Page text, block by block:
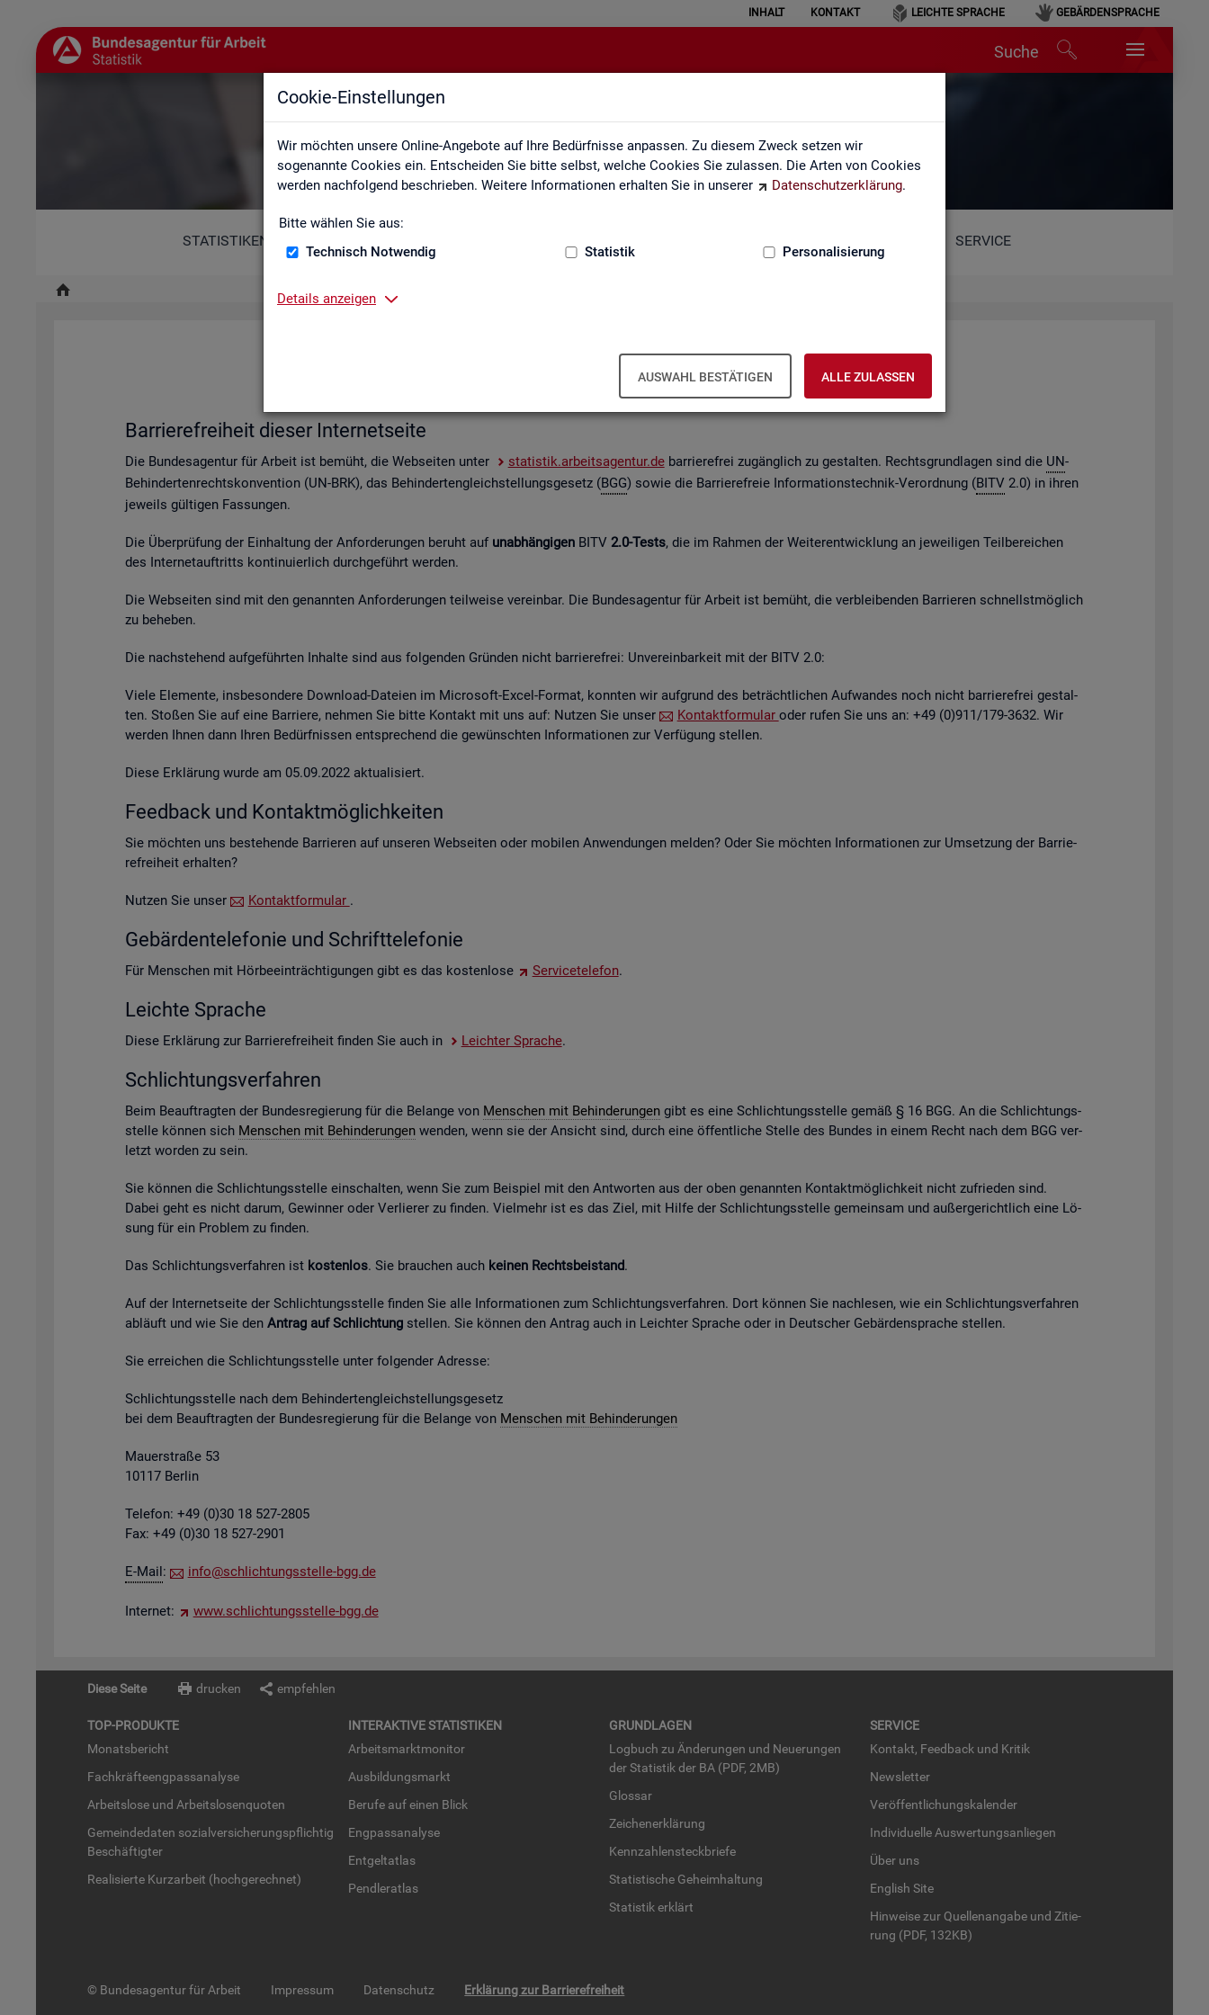
Cookie-Einstellungen
Wir möchten unsere Online-Angebote auf Ihre Bedürfnisse anpassen. Zu diesem Zweck setzen wir
sogenannte Cookies ein. Entscheiden Sie bitte selbst, welche Cookies Sie zulassen. Die Arten von Cookies
werden nachfolgend beschrieben. Weitere Informationen erhalten Sie in unserer
Datenschutzerklärung.
Bitte wählen Sie aus:
Technisch Notwendig
Statistik Personalisierung
Details anzeigen
AUSWAHL BESTÄTIGEN ALLE ZULASSEN
INHALT KONTAKT LEICHTE SPRACHE GEBÄRDENSPRACHE
Suche
Erklärung zur Barrierefreiheit
STATISTIKEN SERVICE
Er­klä­rung zur Bar­rie­re­frei­heit
sta­tis­tik.ar­beits­agen­tur.de ver­öf­fent­lich­ten Web­sei­ten.
Bar­rie­re­frei­heit die­ser In­ter­net­sei­te
Die Bun­des­agen­tur für Ar­beit ist be­müht, die Web­sei­ten unter sta­tis­tik.ar­beits­agen­tur.debar­rie­re­frei zu­gäng­lich zu ge­stal­ten. Rechts­grund­la­gen sind die UN-
Be­hin­der­ten­rechts­kon­ven­ti­on (UN-BRK), das Be­hin­der­ten­gleich­stel­lungs­ge­setz (BGG) sowie die Bar­rie­re­freie In­for­ma­ti­ons­tech­nik-Ver­ord­nung (BITV 2.0) in ihren
je­weils gül­ti­gen Fas­sun­gen.
Die Über­prü­fung der Ein­hal­tung der An­for­de­run­gen be­ruht auf un­ab­hän­gi­genBITV 2.0-Tests, die im Rah­men der Wei­ter­ent­wick­lung an je­wei­li­gen Teil­be­rei­chen
des In­ter­net­auf­tritts kon­ti­nu­ier­lich durch­ge­führt wer­den.
Die Web­sei­ten sind mit den ge­nann­ten An­for­de­run­gen teil­wei­se ver­ein­bar. Die Bun­des­agen­tur für Ar­beit ist be­müht, die ver­blei­ben­den Bar­rie­ren schnellst­mög­lich
zu be­he­ben.
Die nach­ste­hend auf­ge­führ­ten In­hal­te sind aus fol­gen­den Grün­den nicht bar­rie­re­frei: Un­ver­ein­bar­keit mit der BITV 2.0:
Viele Ele­men­te, ins­be­son­de­re Down­load-Da­tei­en im Mi­cro­soft-Excel-For­mat, konn­ten wir auf­grund des be­trächt­li­chen Auf­wan­des noch nicht bar­rie­re­frei ge­stal­
ten. Sto­ßen Sie auf eine Bar­rie­re, neh­men Sie bitte Kon­takt mit uns auf: Nut­zen Sie unser
Kon­takt­for­mu­lar oder rufen Sie uns an: +49 (0)911/179-3632. Wir
wer­den Ihnen dann Ihren Be­dürf­nis­sen ent­spre­chend die ge­wünsch­ten In­for­ma­tio­nen zur Ver­fü­gung stel­len.
Diese Er­klä­rung wurde am 05.09.2022 ak­tua­li­siert.
Feed­back und Kon­takt­mög­lich­kei­ten
Sie möch­ten uns be­stehen­de Bar­rie­ren auf un­se­ren Web­sei­ten oder mo­bi­len An­wen­dun­gen mel­den? Oder Sie möch­ten In­for­ma­tio­nen zur Um­set­zung der Bar­rie­
re­frei­heit er­hal­ten?
Nut­zen Sie unser Kon­takt­for­mu­lar .
Ge­bär­den­te­le­fo­nie und Schrift­te­le­fo­nie
Für Men­schen mit Hör­be­ein­träch­ti­gun­gen gibt es das kos­ten­lo­se Ser­vice­te­le­fon.
Leich­te Spra­che
Diese Er­klä­rung zur Bar­rie­re­frei­heit fin­den Sie auch in Leich­ter Spra­che.
Schlich­tungs­ver­fah­ren
Beim Be­auf­trag­ten der Bun­des­re­gie­rung für die Be­lan­ge von Men­schen mit Be­hin­de­run­gengibt es eine Schlich­tungs­stel­le gemäß § 16 BGG. An die Schlich­tungs­
stel­le kön­nen sich Men­schen mit Be­hin­de­run­genwen­den, wenn sie der An­sicht sind, durch eine öf­fent­li­che Stel­le des Bun­des in einem Recht nach dem BGG ver­
letzt wor­den zu sein.
Sie kön­nen die Schlich­tungs­stel­le ein­schal­ten, wenn Sie zum Bei­spiel mit den Ant­wor­ten aus der oben ge­nann­ten Kon­takt­mög­lich­keit nicht zu­frie­den sind.
Dabei geht es nicht darum, Ge­win­ner oder Ver­lie­rer zu fin­den. Viel­mehr ist es das Ziel, mit Hilfe der Schlich­tungs­stel­le ge­mein­sam und au­ßer­ge­richt­lich eine Lö­
sung für ein Pro­blem zu fin­den.
Das Schlich­tungs­ver­fah­ren ist kos­ten­los. Sie brau­chen auch kei­nen Rechts­bei­stand.
Auf der In­ter­net­sei­te der Schlich­tungs­stel­le fin­den Sie alle In­for­ma­tio­nen zum Schlich­tungs­ver­fah­ren. Dort kön­nen Sie nach­le­sen, wie ein Schlich­tungs­ver­fah­ren
ab­läuft und wie Sie den An­trag auf Schlich­tungstel­len. Sie kön­nen den An­trag auch in Leich­ter Spra­che oder in Deut­scher Ge­bär­den­spra­che stel­len.
Sie er­rei­chen die Schlich­tungs­stel­le unter fol­gen­der Adres­se:
Schlich­tungs­stel­le nach dem Be­hin­der­ten­gleich­stel­lungs­ge­setz
bei dem Be­auf­trag­ten der Bun­des­re­gie­rung für die Be­lan­ge von Men­schen mit Be­hin­de­run­gen
Mau­er­stra­ße 53
10117 Ber­lin
Te­le­fon: +49 (0)30 18 527-2805
Fax: +49 (0)30 18 527-2901
E-Mail: info@​sch​lich​tung​sste​lle-​bgg.​de
In­ter­net: www.​sch​lich​tung​sste​lle-​bgg.​de
Diese Seite drucken empfehlen
TOP-PRO­DUK­TE
Mo­nats­be­richt
Fach­kräf­te­eng­pass­ana­ly­se
Ar­beits­lo­se und Ar­beits­lo­sen­quo­ten
Ge­mein­de­da­ten so­zi­al­ver­si­che­rungs­pflich­tig
Be­schäf­tig­ter
Rea­li­sier­te Kurz­ar­beit (hoch­ge­rech­net)
IN­TER­AK­TI­VE STA­TIS­TI­KEN
Ar­beits­markt­mo­ni­tor
Aus­bil­dungs­markt
Be­ru­fe auf einen Blick
Eng­pass­ana­ly­se
Ent­gel­t­at­las
Pend­ler­at­las
GRUND­LA­GEN
Log­buch zu Än­de­run­gen und Neue­run­gen
der Sta­tis­tik der BA (PDF, 2MB)
Glos­sar
Zei­chen­er­klä­rung
Kenn­zah­len­steck­brie­fe
Sta­tis­ti­sche Ge­heim­hal­tung
Sta­tis­tik er­klärt
SER­VICE
Kon­takt, Feed­back und Kri­tik
News­let­ter
Ver­öf­fent­li­chungs­ka­len­der
In­di­vi­du­el­le Aus­wer­tungs­an­lie­gen
Über uns
English Site
Hin­wei­se zur Quel­len­an­ga­be und Zi­tie­
rung (PDF, 132KB)
© Bundesagentur für Arbeit Impressum Datenschutz Erklärung zur Barrierefreiheit